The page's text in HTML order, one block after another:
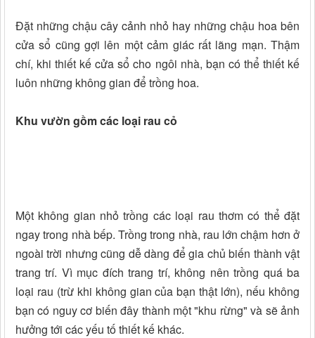
Đặt những chậu cây cảnh nhỏ hay những chậu hoa bên
cửa sổ cũng gợi lên một cảm giác rất lãng mạn. Thậm
chí, khi thiết kế cửa sổ cho ngôi nhà, bạn có thể thiết kế
luôn những không gian để trồng hoa.
Khu vườn gồm các loại rau cỏ
Một không gian nhỏ trồng các loại rau thơm có thể đặt
ngay trong nhà bếp. Trồng trong nhà, rau lớn chậm hơn ở
ngoài trời nhưng cũng dễ dàng để gia chủ biến thành vật
trang trí. Vì mục đích trang trí, không nên trồng quá ba
loại rau (trừ khi không gian của bạn thật lớn), nếu không
bạn có nguy cơ biến đây thành một "khu rừng" và sẽ ảnh
hưởng tới các yếu tố thiết kế khác.